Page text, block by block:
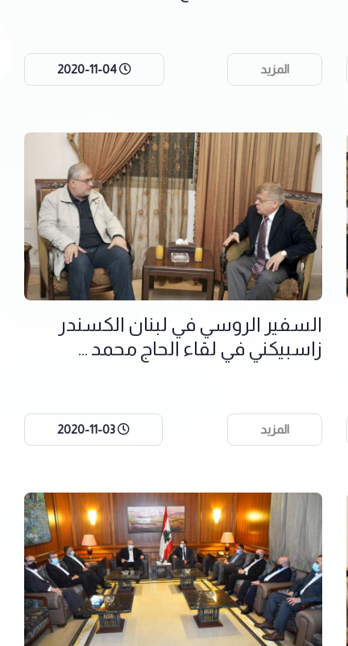
المزيد
السفير الروسي في لبنان الكسندر
زاسبيكني في لقاء الحاج محمد ...
المزيد